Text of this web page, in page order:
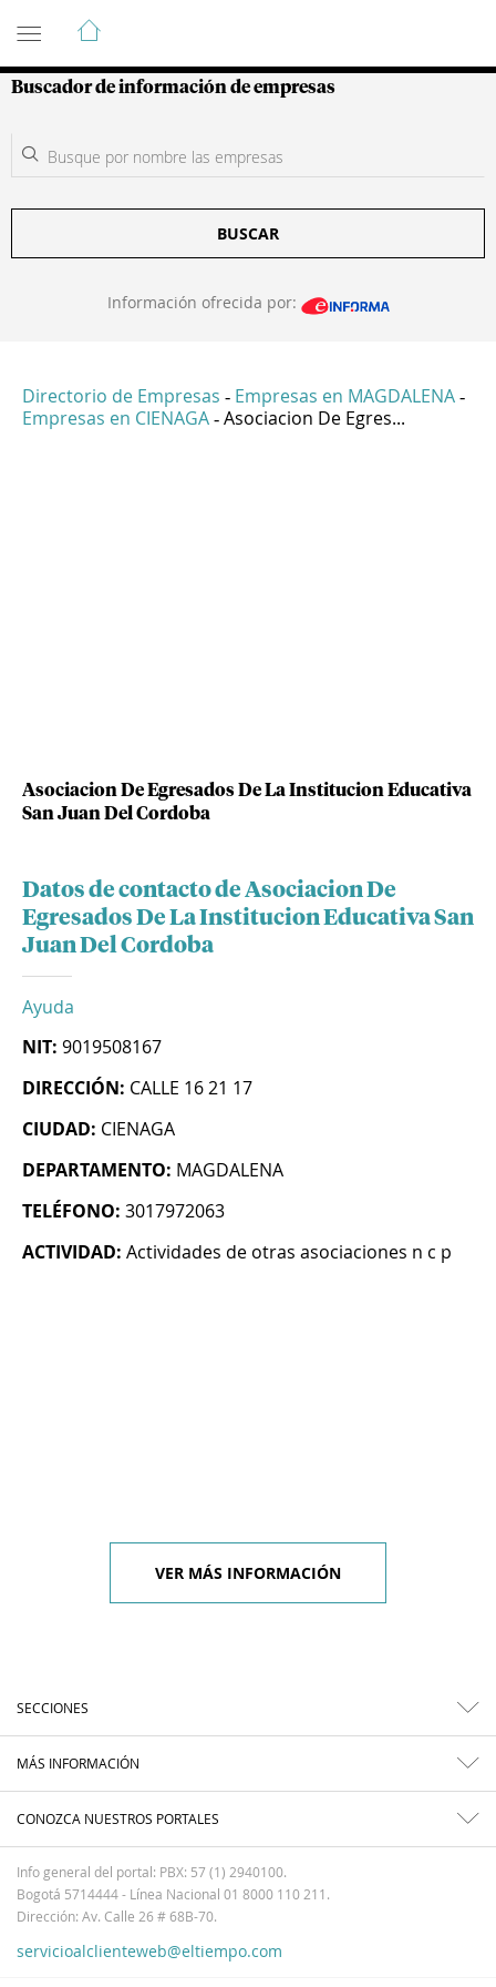
Guía de Empresas Colombianas
Buscador de información de empresas
BUSCAR
Información ofrecida por:
Directorio de Empresas - Empresas en MAGDALENA -
Empresas en CIENAGA - Asociacion De Egres...
Asociacion De Egresados De La Institucion Educativa
San Juan Del Cordoba
Datos de contacto de Asociacion De
Egresados De La Institucion Educativa San
Juan Del Cordoba
Ayuda
NIT: 9019508167
DIRECCIÓN: CALLE 16 21 17
CIUDAD: CIENAGA
DEPARTAMENTO: MAGDALENA
TELÉFONO: 3017972063
ACTIVIDAD: Actividades de otras asociaciones n c p
VER MÁS INFORMACIÓN
SECCIONES
MÁS INFORMACIÓN
CONOZCA NUESTROS PORTALES
Info general del portal: PBX: 57 (1) 2940100.
Bogotá 5714444 - Línea Nacional 01 8000 110 211.
Dirección: Av. Calle 26 # 68B-70.
servicioalclienteweb@eltiempo.com